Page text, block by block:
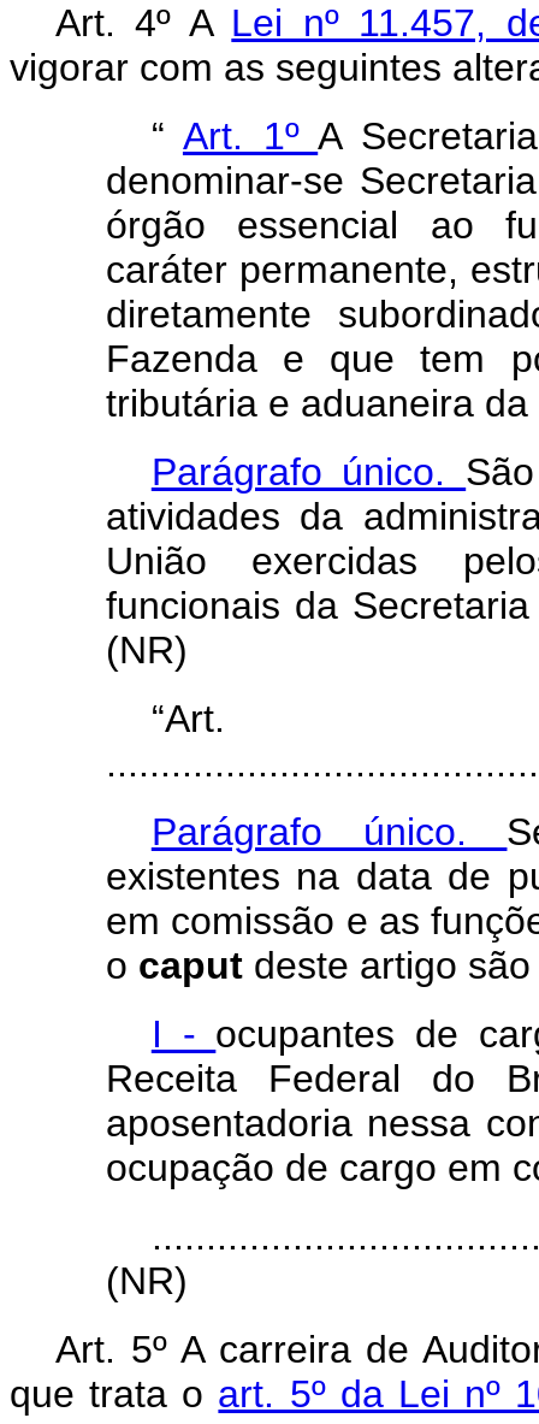
Art. 4º A Lei nº 11.457,
vigorar com as seguintes
“ Art. 1ºA
denominar-se
órgão essencial ao
caráter permanente,
diretamente
Fazenda e que tem
tributária e aduaneira da
Parágrafo único.
atividades da
União exercidas
funcionais da
(NR)
Parágrafo único.
existentes na data de
em comissão e as
o caput deste artigo
I - ocupantes de
Receita Federal do
aposentadoria nessa
ocupação de cargo em
(NR)
Art. 5º A carreira de
que trata o art. 5º da Lei nº